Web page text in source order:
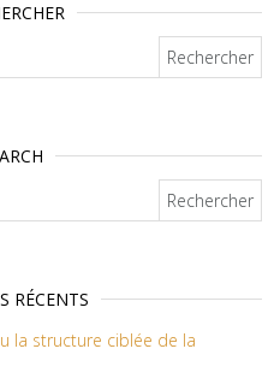
RÉCENTS
la structure ciblée de la